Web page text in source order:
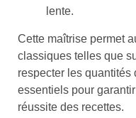
lente.
Cette maîtrise permet
classiques telles que
respecter les
essentiels pour
réussite des recettes.